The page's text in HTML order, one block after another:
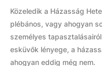
Közeledik a Házasság
plébános, vagy ahogyan
személyes
esküvők lényege, a
ahogyan eddig még nem.